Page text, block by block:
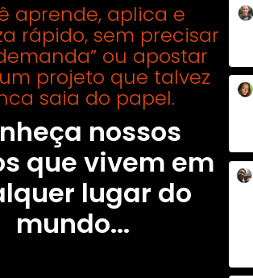
aprende, aplica e
rápido, sem precisar
ou apostar
projeto que talvez
saia do papel.
nossos
que vivem em
lugar do
mundo...